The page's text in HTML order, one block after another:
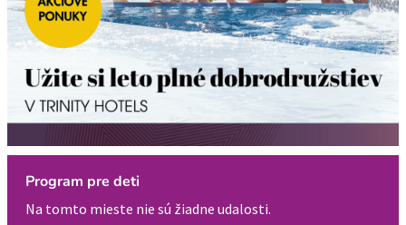
Program pre deti
Na tomto mieste nie sú žiadne udalosti.